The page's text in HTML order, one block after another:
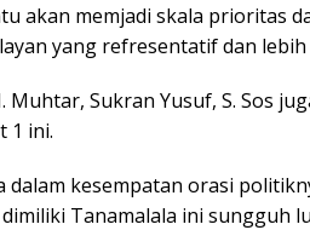
akan memjadi skala prioritas
yang refresentatif dan
Muhtar, Sukran Yusuf, S. Sos
1 ini.
dalam kesempatan orasi
Tanamalala ini sungguh